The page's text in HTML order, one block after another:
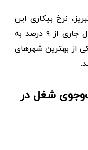
نرخ بیکاری این
شهر بر طبق گزارش‌های ایرنا در سال جاری از ۹ درصد به
از بهترین شهرهای
شغل در